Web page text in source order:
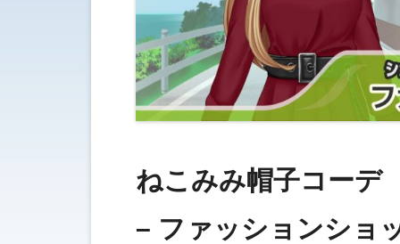
ねこみみ帽子コーデ
– ファッションショ